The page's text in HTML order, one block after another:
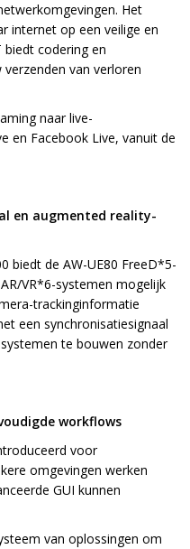
Het
internet op een veilige en
biedt codering en
van verloren
naar live-
en Facebook Live, vanuit de
en augmented reality-
biedt de AW-UE80 FreeD*5-
VR*6-systemen mogelijk
trackinginformatie
een synchronisatiesignaal
te bouwen zonder
workflows
voor
omgevingen werken
GUI kunnen
van oplossingen om